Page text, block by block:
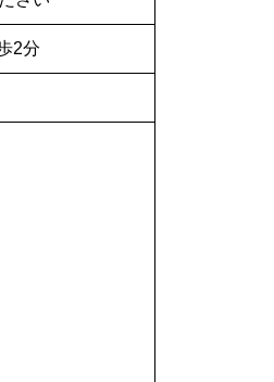
2分